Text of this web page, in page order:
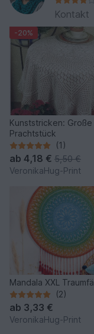
Kontakt
-20%
Kunststricken:
Prachtstück
(1)
ab 4,18 € 5,50 €
VeronikaHug-Print
Mandala XXL
(2)
ab 3,33 €
VeronikaHug-Print